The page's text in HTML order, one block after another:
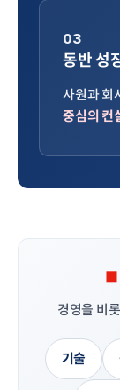
03
동반 성
사원과 회
중심의 컨
경영을 비
기술